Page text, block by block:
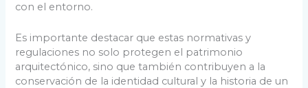
con el entorno.
Es importante destacar que estas normativas y
regulaciones no solo protegen el patrimonio
arquitectónico, sino que también contribuyen a la
conservación de la identidad cultural y la historia de un